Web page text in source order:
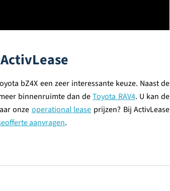
bZ4X een zeer interessante keuze. Naast de
binnenruimte dan deToyota RAV4. U kan de
onze operational lease prijzen? Bij ActivLease
aanvragen.